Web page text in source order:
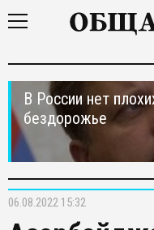
В России нет
бездорожье
06.08.2022 15:32